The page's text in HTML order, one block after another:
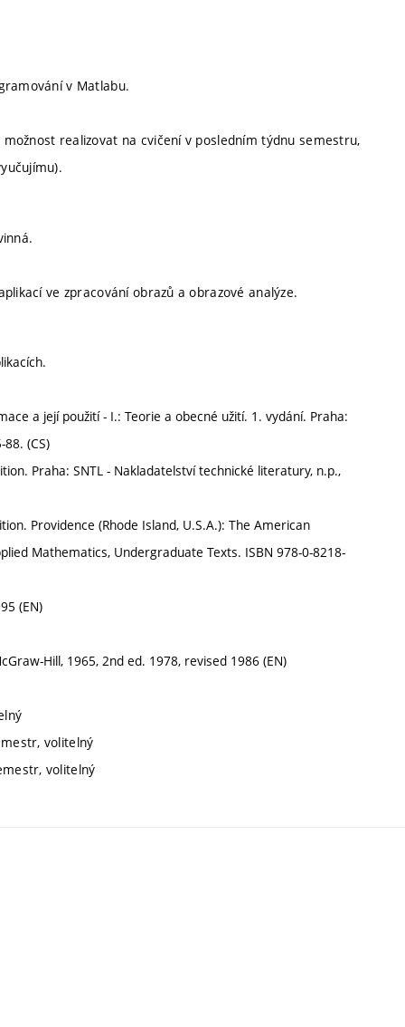
v Matlabu.
realizovat na cvičení v posledním týdnu semestru,
ve zpracování obrazů a obrazové analýze.
a její použití - I.: Teorie a obecné užití. 1. vydání. Praha:
(CS)
Praha: SNTL - Nakladatelství technické literatury, n.p.,
Providence (Rhode Island, U.S.A.): The American
Mathematics, Undergraduate Texts. ISBN 978-0-8218-
(EN)
Hill, 1965, 2nd ed. 1978, revised 1986 (EN)
volitelný
volitelný